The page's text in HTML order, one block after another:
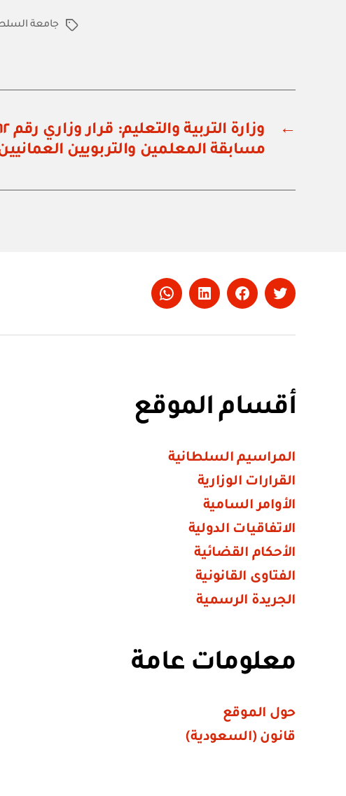
الوسومجامعة
←
مسابقة المعلمين والتربويين
Twitter
Facebook
LinkedIn
Whatsapp
أقسام الموقع
المراسيم السلطانية
القرارات الوزارية
الأوامر السامية
الاتفاقيات الدولية
الأحكام القضائية
الفتاوى القانونية
الجريدة الرسمية
معلومات عامة
حول الموقع
قانون (السعودية)